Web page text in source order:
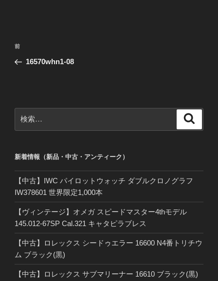
投
ナ
ー
シ
前
の
前
16570whn1-08
索:
新着情報（新品・中古・アンティーク）
【中古】IWC パイロットウォッチ ダブルクロノグラフ
IW378601 世界限定1,000本
【ヴィンテージ】オメガ スピードマスター4thモデル
145.012-67SP Cal.321 キャタピラブレス
【中古】ロレックス シードゥエラー 16600 N4番トリチウ
ム ブラック(黒)
【中古】ロレックス サブマリーナー 16610 ブラック(黒)